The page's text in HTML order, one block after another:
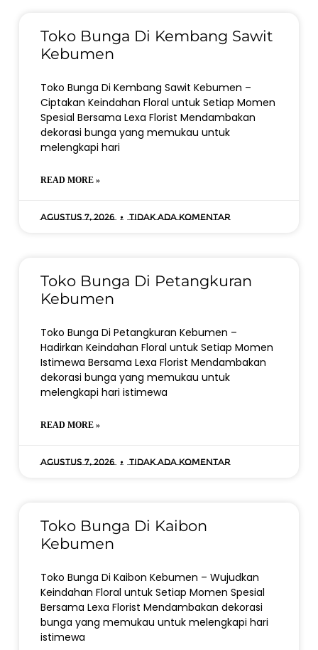
Toko Bunga Di Kembang Sawit
Kebumen
Toko Bunga Di Kembang Sawit Kebumen –
Ciptakan Keindahan Floral untuk Setiap Momen
Spesial Bersama Lexa Florist Mendambakan
dekorasi bunga yang memukau untuk
melengkapi hari
READ MORE »
Agustus 7, 2026 Tidak ada komentar
Toko Bunga Di Petangkuran
Kebumen
Toko Bunga Di Petangkuran Kebumen –
Hadirkan Keindahan Floral untuk Setiap Momen
Istimewa Bersama Lexa Florist Mendambakan
dekorasi bunga yang memukau untuk
melengkapi hari istimewa
READ MORE »
Agustus 7, 2026 Tidak ada komentar
Toko Bunga Di Kaibon
Kebumen
Toko Bunga Di Kaibon Kebumen – Wujudkan
Keindahan Floral untuk Setiap Momen Spesial
Bersama Lexa Florist Mendambakan dekorasi
bunga yang memukau untuk melengkapi hari
istimewa